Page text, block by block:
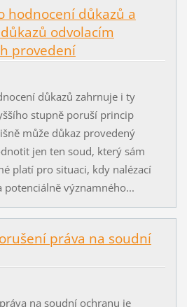
hodnocení důkazů a
odvolacím
provedení
důkazů zahrnuje i ty
stupně poruší princip
může důkaz provedený
jen ten soud, který sám
platí pro situaci, kdy nalézací
potenciálně významného...
práva na soudní
na soudní ochranu je